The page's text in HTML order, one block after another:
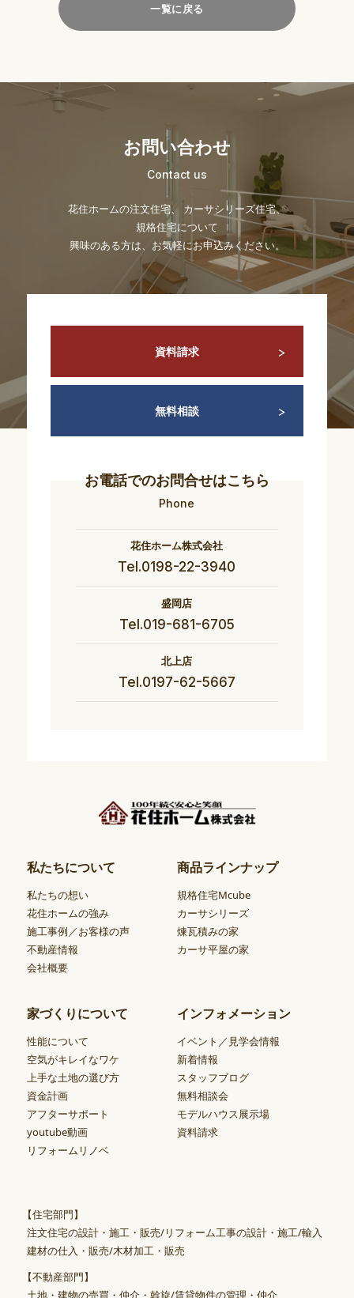
一覧に戻る
お問い合わせ
Contact us
花住ホームの注文住宅、 カーサシリーズ住宅、
規格住宅について
興味のある方は、お気軽にお申込みください。
資料請求
無料相談
お電話でのお問合せはこちら
Phone
花住ホーム株式会社
Tel.0198-22-3940
盛岡店
Tel.019-681-6705
北上店
Tel.0197-62-5667
私たちについて
私たちの想い
花住ホームの強み
施工事例／お客様の声
不動産情報
会社概要
商品ラインナップ
規格住宅Mcube
カーサシリーズ
煉瓦積みの家
カーサ平屋の家
家づくりについて
性能について
空気がキレイなワケ
上手な土地の選び方
資金計画
アフターサポート
youtube動画
リフォームリノベ
インフォメーション
イベント／見学会情報
新着情報
スタッフブログ
無料相談会
モデルハウス展示場
資料請求
【住宅部門】
注文住宅の設計・施工・販売/リフォーム工事の設計・施工/輸入
建材の仕入・販売/木材加工・販売
【不動産部門】